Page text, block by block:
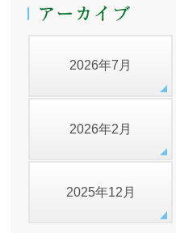
2026年7月
2026年2月
2025年12月